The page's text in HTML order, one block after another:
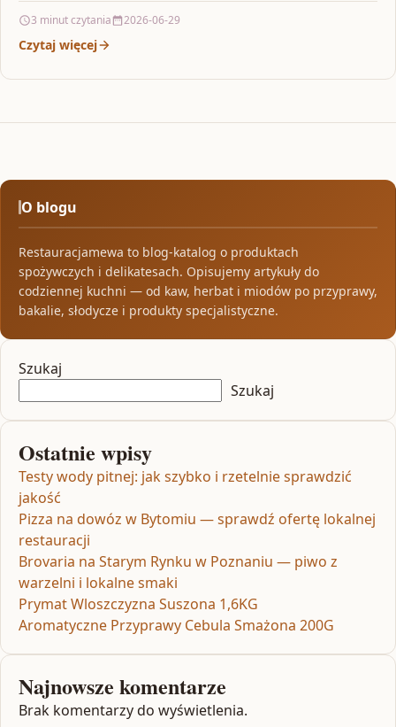
3 minut czytania 2026-06-29
Czytaj więcej
O blogu
Restauracjamewa to blog-katalog o produktach
spożywczych i delikatesach. Opisujemy artykuły do
codziennej kuchni — od kaw, herbat i miodów po przyprawy,
bakalie, słodycze i produkty specjalistyczne.
Szukaj
Szukaj
Ostatnie wpisy
Testy wody pitnej: jak szybko i rzetelnie sprawdzić
jakość
Pizza na dowóz w Bytomiu — sprawdź ofertę lokalnej
restauracji
Brovaria na Starym Rynku w Poznaniu — piwo z
warzelni i lokalne smaki
Prymat Wloszczyzna Suszona 1,6KG
Aromatyczne Przyprawy Cebula Smażona 200G
Najnowsze komentarze
Brak komentarzy do wyświetlenia.